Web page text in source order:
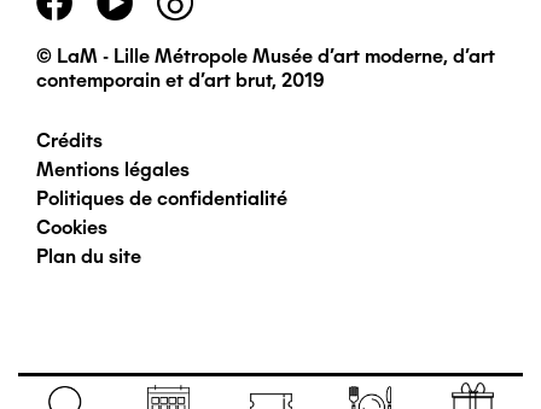
principal
© LaM - Lille Métropole Musée d'art moderne, d'art
contemporain et d'art brut, 2019
Pied
de
page
Crédits
Mentions légales
Politiques de confidentialité
Cookies
Plan du site